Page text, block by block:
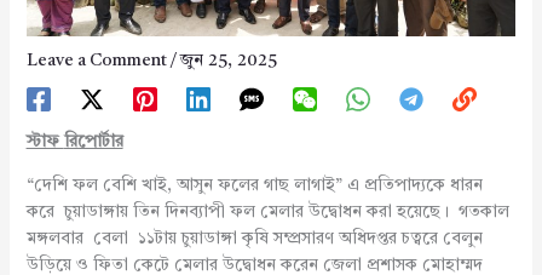
Leave a Comment /জুন 25, 2025
স্টাফ রিপোর্টার
“দেশি ফল বেশি খাই, আসুন ফলের গাছ লাগাই” এ প্রতিপাদ্যকে ধারন
করে চুয়াডাঙ্গায় তিন দিনব্যাপী ফল মেলার উদ্বোধন করা হয়েছে। গতকাল
মঙ্গলবার বেলা ১১টায় চুয়াডাঙ্গা কৃষি সম্প্রসারণ অধিদপ্তর চত্বরে বেলুন
উড়িয়ে ও ফিতা কেটে মেলার উদ্বোধন করেন জেলা প্রশাসক মোহাম্মদ